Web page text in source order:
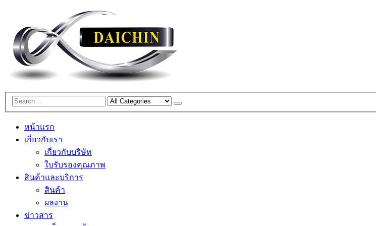
หน้าแรก
เกี่ยวกับเรา
เกี่ยวกับบริษัท
ใบรับรองคุณภาพ
สินค้าและบริการ
สินค้า
ผลงาน
ข่าวสาร